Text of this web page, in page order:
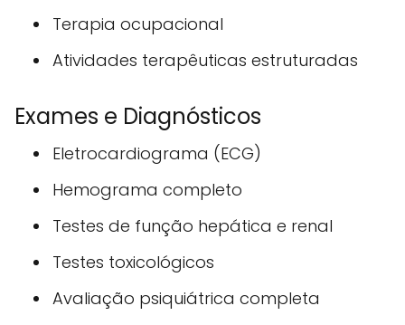
Terapia ocupacional
Atividades terapêuticas estruturadas
Exames e Diagnósticos
Eletrocardiograma (ECG)
Hemograma completo
Testes de função hepática e renal
Testes toxicológicos
Avaliação psiquiátrica completa